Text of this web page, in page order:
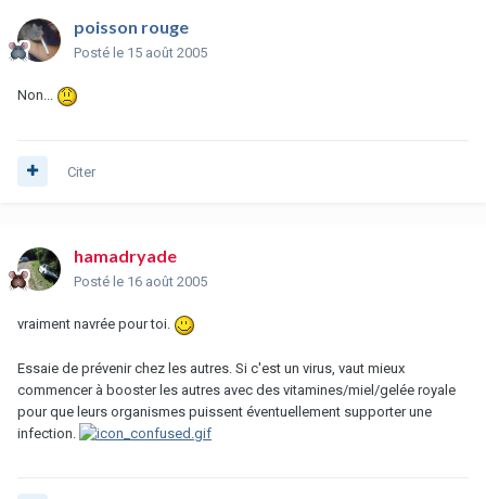
poisson rouge
Posté le 15 août 2005
Non...
Citer
hamadryade
Posté le 16 août 2005
vraiment navrée pour toi.
Essaie de prévenir chez les autres. Si c'est un virus, vaut mieux
commencer à booster les autres avec des vitamines/miel/gelée royale
pour que leurs organismes puissent éventuellement supporter une
infection.